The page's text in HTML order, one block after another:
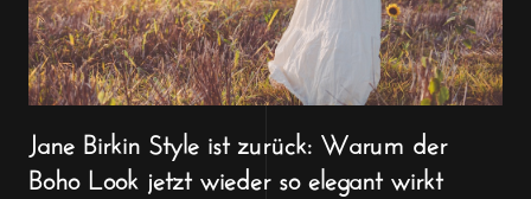
Jane Birkin Style ist zurück: Warum der
Boho Look jetzt wieder so elegant wirkt